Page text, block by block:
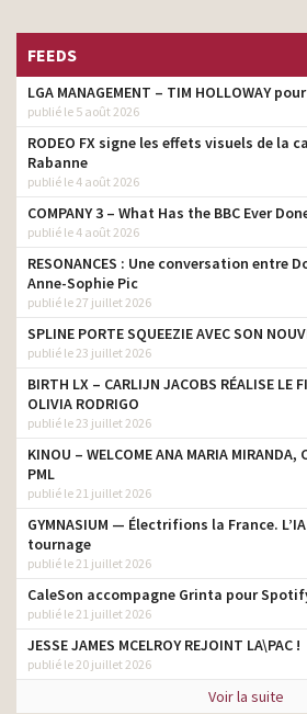
FEEDS
LGA MANAGEMENT – TIM HOLLOWAY
publié le 5 août 2026
RODEO FX signe les effets visuels de la
Rabanne
publié le 4 août 2026
COMPANY 3 – What Has the BBC Ever
publié le 4 août 2026
RESONANCES : Une conversation entre
Anne-Sophie Pic
publié le 27 juillet 2026
SPLINE PORTE SQUEEZIE AVEC SON
publié le 23 juillet 2026
BIRTH LX – CARLIJN JACOBS RÉALISE LE
OLIVIA RODRIGO
publié le 23 juillet 2026
KINOU – WELCOME ANA MARIA MIRANDA,
PML
publié le 21 juillet 2026
GYMNASIUM — Électrifions la France.
tournage
publié le 21 juillet 2026
CaleSon accompagne Grinta pour
publié le 21 juillet 2026
JESSE JAMES MCELROY REJOINT LA\PAC !
publié le 20 juillet 2026
Voir la suite